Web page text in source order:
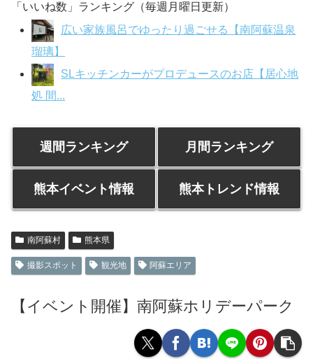
「いいね数」ランキング（毎週月曜日更新）
広い家族風呂でゆったり過ごせる【南阿蘇温泉
瑠璃】
SLキッチンカーがプロデュースのお店【居心地
処 間...
週間ランキング 月間ランキング
熊本イベント情報 熊本トレンド情報
南阿蘇村 熊本県
撮影スポット 観光地 阿蘇エリア
【イベント開催】南阿蘇ホリデーパーク